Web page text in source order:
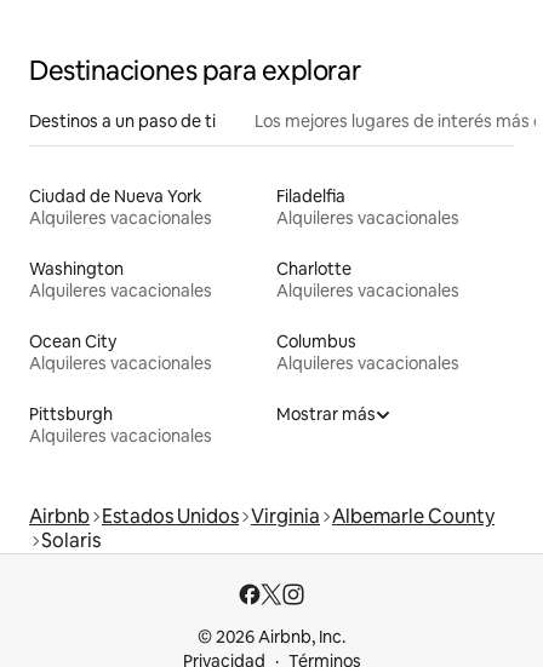
Destinaciones para explorar
Destinos a un paso de ti Los mejores lugares de interés más
Ciudad de Nueva York
Alquileres vacacionales
Filadelfia
Alquileres vacacionales
Washington
Alquileres vacacionales
Charlotte
Alquileres vacacionales
Ocean City
Alquileres vacacionales
Columbus
Alquileres vacacionales
Pittsburgh
Alquileres vacacionales
Mostrar más
Airbnb Estados Unidos Virginia Albemarle County
Solaris
© 2026 Airbnb, Inc.
Privacidad
Términos